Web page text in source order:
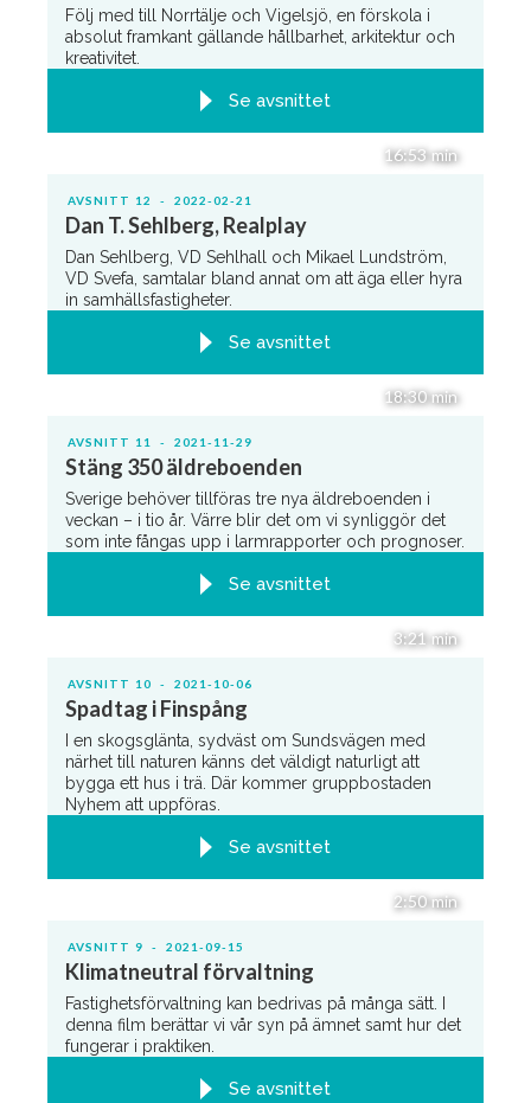
Följ med till Norrtälje och Vigelsjö, en förskola i
absolut framkant gällande hållbarhet, arkitektur och
kreativitet.
Se avsnittet
16:53 min
AVSNITT 12 - 2022-02-21
Dan T. Sehlberg, Realplay
Dan Sehlberg, VD Sehlhall och Mikael Lundström,
VD Svefa, samtalar bland annat om att äga eller hyra
in samhällsfastigheter.
Se avsnittet
18:30 min
AVSNITT 11 - 2021-11-29
Stäng 350 äldreboenden
‍Sverige behöver tillföras tre nya äldreboenden i
veckan – i tio år. Värre blir det om vi synliggör det
som inte fångas upp i larmrapporter och prognoser.
Se avsnittet
3:21 min
AVSNITT 10 - 2021-10-06
Spadtag i Finspång
I en skogsglänta, sydväst om Sundsvägen med
närhet till naturen känns det väldigt naturligt att
bygga ett hus i trä. Där kommer gruppbostaden
Nyhem att uppföras.
Se avsnittet
2:50 min
AVSNITT 9 - 2021-09-15
Klimatneutral förvaltning
Fastighetsförvaltning kan bedrivas på många sätt. I
denna film berättar vi vår syn på ämnet samt hur det
fungerar i praktiken.
Se avsnittet